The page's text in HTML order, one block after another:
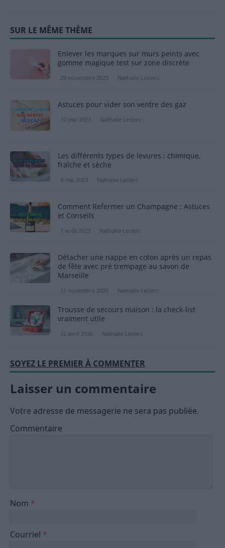
SUR LE MÊME THÈME
Enlever les marques sur murs peints avec
gomme magique test sur zone discrète
29 novembre 2025 Nathalie Leclerc
Astuces pour vider son ventre des gaz
10 mai 2023 Nathalie Leclerc
Les différents types de levures : chimique,
fraîche et sèche
4 mai 2023 Nathalie Leclerc
Comment Refermer un Champagne : Astuces
et Conseils
7 août 2023 Nathalie Leclerc
Détacher une nappe en coton après un repas
de fête avec pré trempage au savon de
Marseille
12 novembre 2025 Nathalie Leclerc
Trousse de secours maison : la check-list
vraiment utile
12 avril 2026 Nathalie Leclerc
SOYEZ LE PREMIER À COMMENTER
Laisser un commentaire
Votre adresse de messagerie ne sera pas publiée.
Commentaire
Nom *
Courriel *